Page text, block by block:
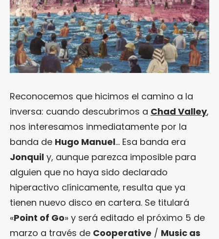
Reconocemos que hicimos el camino a la
inversa: cuando descubrimos a Chad Valley,
nos interesamos inmediatamente por la
banda de Hugo Manuel… Esa banda era
Jonquil y, aunque parezca imposible para
alguien que no haya sido declarado
hiperactivo clínicamente, resulta que ya
tienen nuevo disco en cartera. Se titulará
«Point of Go» y será editado el próximo 5 de
marzo a través de Cooperative / Music as